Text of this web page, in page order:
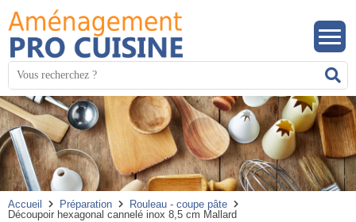
Mots
clés
:
Accueil Préparation
Rouleau - coupe pâte
Découpoir hexagonal cannelé inox 8,5 cm Mallard
Panneau de gestion des cookies